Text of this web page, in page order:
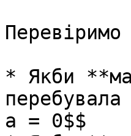
* Якби
a = 0$$